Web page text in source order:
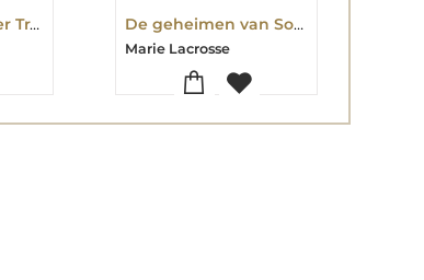
KaDeWe. Haus der Träume De geheimen van Sophie
Marie Lacrosse